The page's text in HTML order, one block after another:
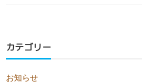
カテゴリー
お知らせ